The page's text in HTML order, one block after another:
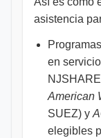
asistencia
en
American
SUEZ) y
elegibles